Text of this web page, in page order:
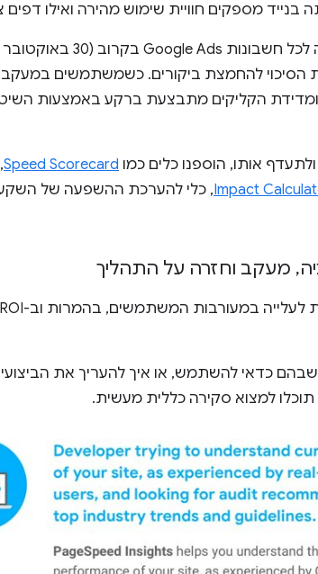
מספקים חוויית שימוש מהירה ואילו דפים
להחמצת ביקורים. כשמשתמשים במעקב
אותו, הוספנו כלים כמו Speed Scorecard
Impact, כלי להערכת ההשפעה של
, מעקב וחזרה על התהליך
שבהם כדאי להשתמש, או איך להעריך את
תוכלו למצוא סקירה כללית מעשית.